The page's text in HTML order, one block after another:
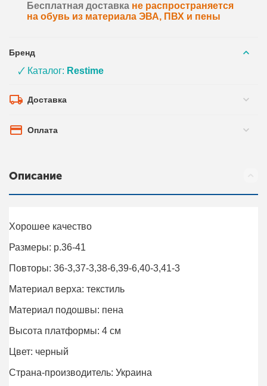
Бесплатная доставка не распространяется
на обувь из материала ЭВА, ПВХ и пены
Бренд
🗸 Каталог: Restime
Доставка
Оплата
Описание
Хорошее качество
Размеры: р.36-41
Повторы: 36-3,37-3,38-6,39-6,40-3,41-3
Материал верха: текстиль
Материал подошвы: пена
Высота платформы: 4 см
Цвет: черный
Страна-производитель: Украина